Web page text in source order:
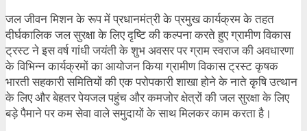
जल जीवन मिशन के रूप में प्रधानमंत्री के प्रमुख कार्यक्रम के तहत
दीर्घकालिक जल सुरक्षा के लिए दृष्टि की कल्पना करते हुए ग्रामीण विकास
ट्रस्ट ने इस वर्ष गांधी जयंती के शुभ अवसर पर ग्राम स्वराज की अवधारणा
के विभिन्न कार्यक्रमों का आयोजन किया ग्रामीण विकास ट्रस्ट कृषक
भारती सहकारी समितियों की एक परोपकारी शाखा होने के नाते कृषि उत्थान
के लिए और बेहतर पेयजल पहुंच और कमजोर क्षेत्रों की जल सुरक्षा के लिए
बड़े पैमाने पर कम सेवा वाले समुदायों के साथ मिलकर काम करता है।